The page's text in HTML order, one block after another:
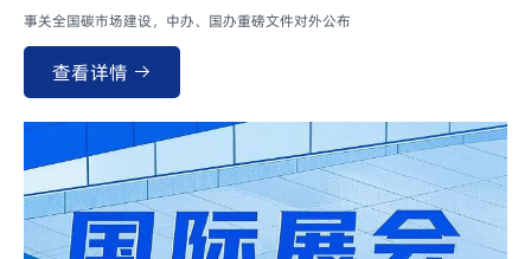
事关全国碳市场建设，中办、国办重磅文件对外公布
查看详情